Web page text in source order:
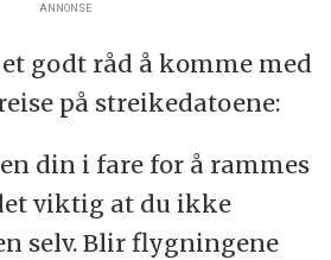
ANNONSE
godt råd å komme med
på streikedatoene:
din i fare for å rammes
viktig at du ikke
selv. Blir flygningene